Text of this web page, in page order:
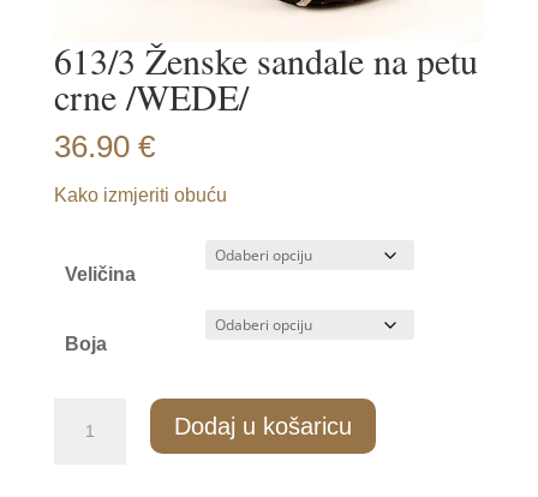
613/3 Ženske sandale na petu
crne /WEDE/
36.90 €
Kako izmjeriti obuću
Veličina
Boja
Dodaj u košaricu